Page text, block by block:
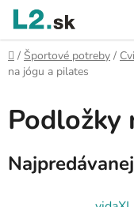
Prejsť
obsah
Domov
/ Športové potreby /
na jógu a pilates
Podložky